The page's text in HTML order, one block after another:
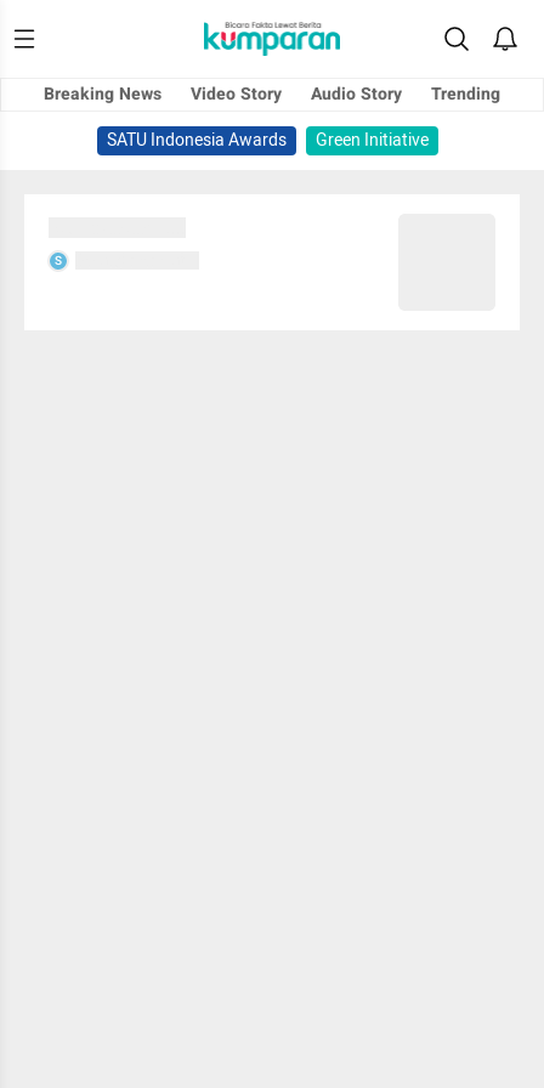
Breaking News Video Story Audio Story
Trending
SATU Indonesia Awards
Green Initiative
S